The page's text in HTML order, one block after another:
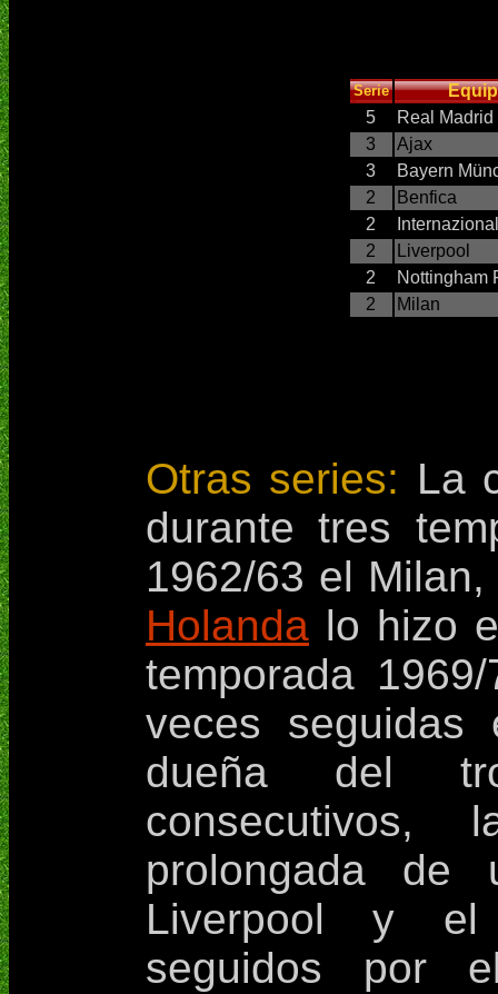
Serie
5
Real Madrid
3
Ajax
3
Bayern
2
Benfica
2
2
Liverpool
2
Nottingham
2
Milan
Otras series: La
durante tres
1962/63 el
Holanda lo hizo
temporada
veces
dueña del
prolongada de
Liverpool y el
seguidos por